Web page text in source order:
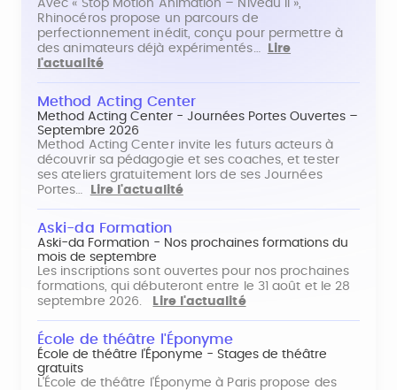
Avec « Stop Motion Animation – Niveau II »,
Rhinocéros propose un parcours de
perfectionnement inédit, conçu pour permettre à
des animateurs déjà expérimentés…
Lire
l'actualité
Method Acting Center
Method Acting Center - Journées Portes Ouvertes –
Septembre 2026
Method Acting Center invite les futurs acteurs à
découvrir sa pédagogie et ses coaches, et tester
ses ateliers gratuitement lors de ses Journées
Portes…
Lire l'actualité
Aski-da Formation
Aski-da Formation - Nos prochaines formations du
mois de septembre
Les inscriptions sont ouvertes pour nos prochaines
formations, qui débuteront entre le 31 août et le 28
septembre 2026.
Lire l'actualité
École de théâtre l'Éponyme
École de théâtre l'Éponyme - Stages de théâtre
gratuits
L'École de théâtre l'Éponyme à Paris propose des